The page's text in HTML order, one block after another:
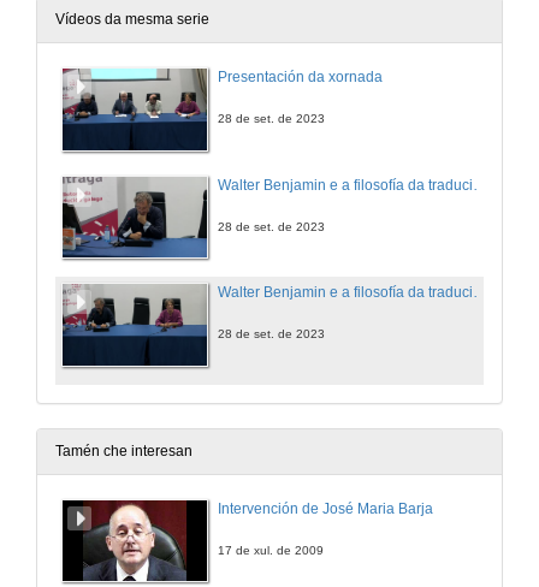
Vídeos da mesma serie
Presentación da xornada
28 de set. de 2023
28 de set. de 2023
Walter Benjamin e a filosofía da tradución: un século con «A tarefa de quen traduce». Quenda de preguntas
28 de set. de 2023
Tamén che interesan
Intervención de José Maria Barja
17 de xul. de 2009